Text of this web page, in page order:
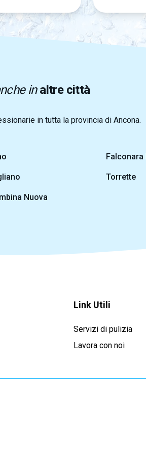
inaltre città
in tutta la provincia di Ancona.
Torrette
Nuova
Link Utili
Servizi di pulizia
Lavora con noi